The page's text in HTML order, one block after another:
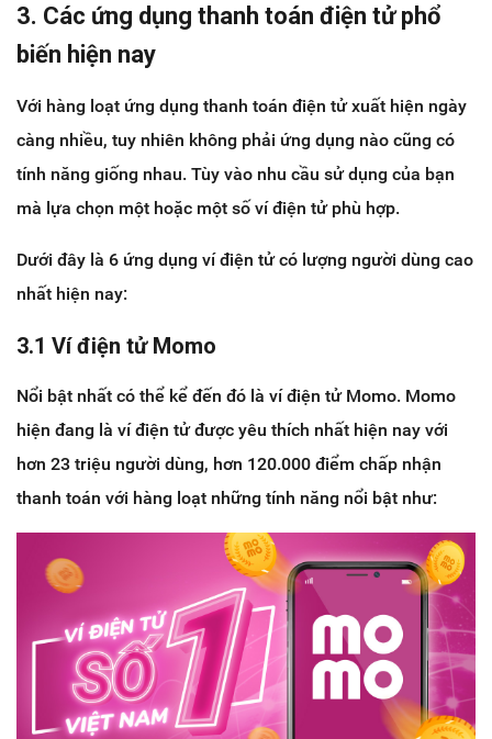
3. Các ứng dụng thanh toán điện tử phổ
biến hiện nay
Với hàng loạt ứng dụng thanh toán điện tử xuất hiện ngày
càng nhiều, tuy nhiên không phải ứng dụng nào cũng có
tính năng giống nhau. Tùy vào nhu cầu sử dụng của bạn
mà lựa chọn một hoặc một số ví điện tử phù hợp.
Dưới đây là 6 ứng dụng ví điện tử có lượng người dùng cao
nhất hiện nay:
3.1 Ví điện tử Momo
Nổi bật nhất có thể kể đến đó là ví điện tử Momo. Momo
hiện đang là ví điện tử được yêu thích nhất hiện nay với
hơn 23 triệu người dùng, hơn 120.000 điểm chấp nhận
thanh toán với hàng loạt những tính năng nổi bật như: